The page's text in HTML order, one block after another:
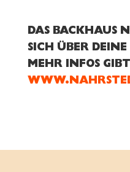
DAS BACKHAUS
SICH ÜBER
MEHR INFOS